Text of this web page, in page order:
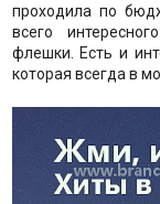
проходила по
всего
флешки. Есть и
которая всегда в